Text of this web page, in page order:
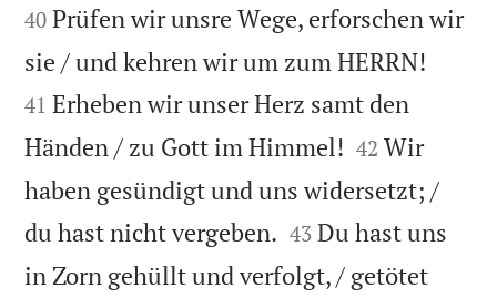
40 Prüfen wir unsre Wege, erforschen wir
sie / und kehren wir um zum HERRN!
41 Erheben wir unser Herz samt den
Händen / zu Gott im Himmel! 

42 Wir
haben gesündigt und uns widersetzt; /
du hast nicht vergeben. 

43 Du hast uns
in Zorn gehüllt und verfolgt, / getötet